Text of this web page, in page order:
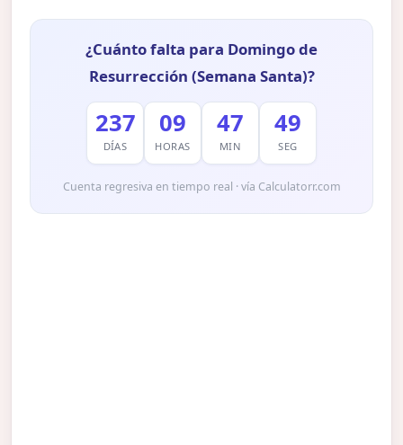
¿Cuánto falta para Domingo de
Resurrección (Semana Santa)?
237
DÍAS
09
HORAS
47
MIN
48
SEG
Cuenta regresiva en tiempo real · vía Calculatorr.com